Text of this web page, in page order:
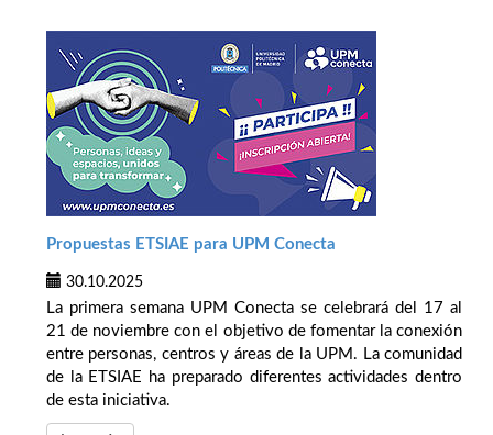
Propuestas ETSIAE para UPM Conecta
30.10.2025
La primera semana UPM Conecta se celebrará del 17 al
21 de noviembre con el objetivo de fomentar la conexión
entre personas, centros y áreas de la UPM. La comunidad
de la ETSIAE ha preparado diferentes actividades dentro
de esta iniciativa.